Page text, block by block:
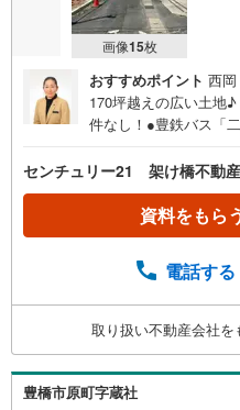
画像15枚
おすすめポイント 西
170坪越えの広い土地
件なし！●豊鉄バス「
センチュリー21 架け橋不動
資料をもら
電話する
取り扱い不動産会社を
豊橋市原町字蔵社